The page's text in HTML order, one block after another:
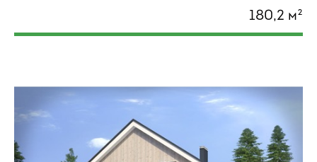
180,2 м²